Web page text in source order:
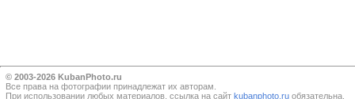
© 2003-2026 KubanPhoto.ru
Все прaва на фотографии принадлежат их авторам.
При использовании любых материалов, ссылка на сайт kubanphoto.ru обязательна.